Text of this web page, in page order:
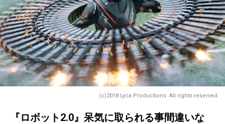
(c)2018 Lyca Productions. All rights reserved.
『ロボット2.0』呆気に取られる事間違いな